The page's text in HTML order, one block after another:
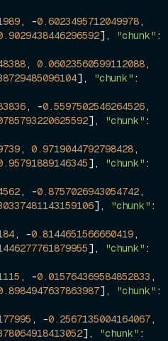
, -0.6023495712049978
], "chunk"
, 0.06023560599112088
], "chunk"
, -0.5597502546264526
], "chunk"
, 0.9719044792798428,
], "chunk"
, -0.8757026943054742
], "chunk"
, -0.8144651566660419
], "chunk"
, -0.015764369584852833 ,
], "chunk"
, -0.2567135004164067
], "chunk"